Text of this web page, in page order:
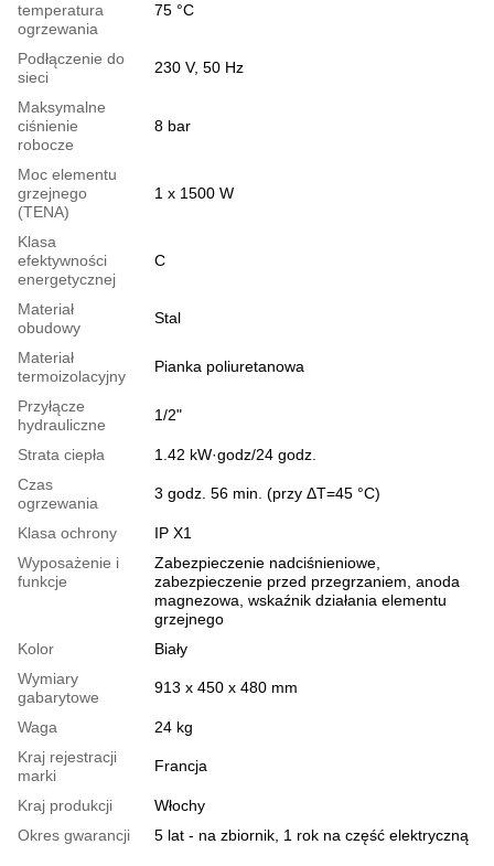
temperatura
ogrzewania
75 °С
Podłączenie do
sieci
230 V, 50 Hz
Maksymalne
ciśnienie
robocze
8 bar
Moc elementu
grzejnego
(TENA)
1 х 1500 W
Klasa
efektywności
energetycznej
C
Materiał
obudowy
Stal
Materiał
termoizolacyjny
Pianka poliuretanowa
Przyłącze
hydrauliczne
1/2"
Strata ciepła
1.42 kW·godz/24 godz.
Czas
ogrzewania
3 godz. 56 min. (przy ΔT=45 °C)
Klasa ochrony
IP X1
Wyposażenie i
funkcje
Zabezpieczenie nadciśnieniowe,
zabezpieczenie przed przegrzaniem, anoda
magnezowa, wskaźnik działania elementu
grzejnego
Kolor
Biały
Wymiary
gabarytowe
913 х 450 х 480 mm
Waga
24 kg
Kraj rejestracji
marki
Francja
Kraj produkcji
Włochy
Okres gwarancji
5 lat - na zbiornik, 1 rok na część elektryczną